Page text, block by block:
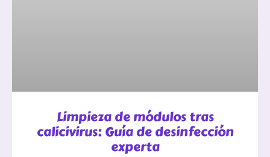
Limpieza de módulos tras
calicivirus: Guía de desinfección
experta